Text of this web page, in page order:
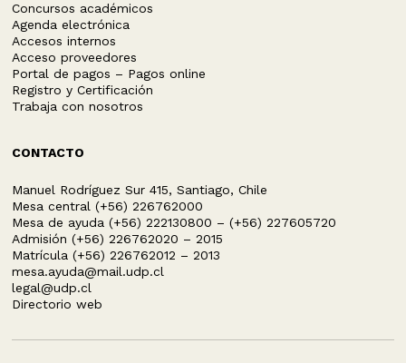
Concursos académicos
Agenda electrónica
Accesos internos
Acceso proveedores
Portal de pagos – Pagos online
Registro y Certificación
Trabaja con nosotros
CONTACTO
Manuel Rodríguez Sur 415, Santiago, Chile
Mesa central (+56) 226762000
Mesa de ayuda (+56) 222130800 – (+56) 227605720
Admisión (+56) 226762020 – 2015
Matrícula (+56) 226762012 – 2013
mesa.ayuda@mail.udp.cl
legal@udp.cl
Directorio web